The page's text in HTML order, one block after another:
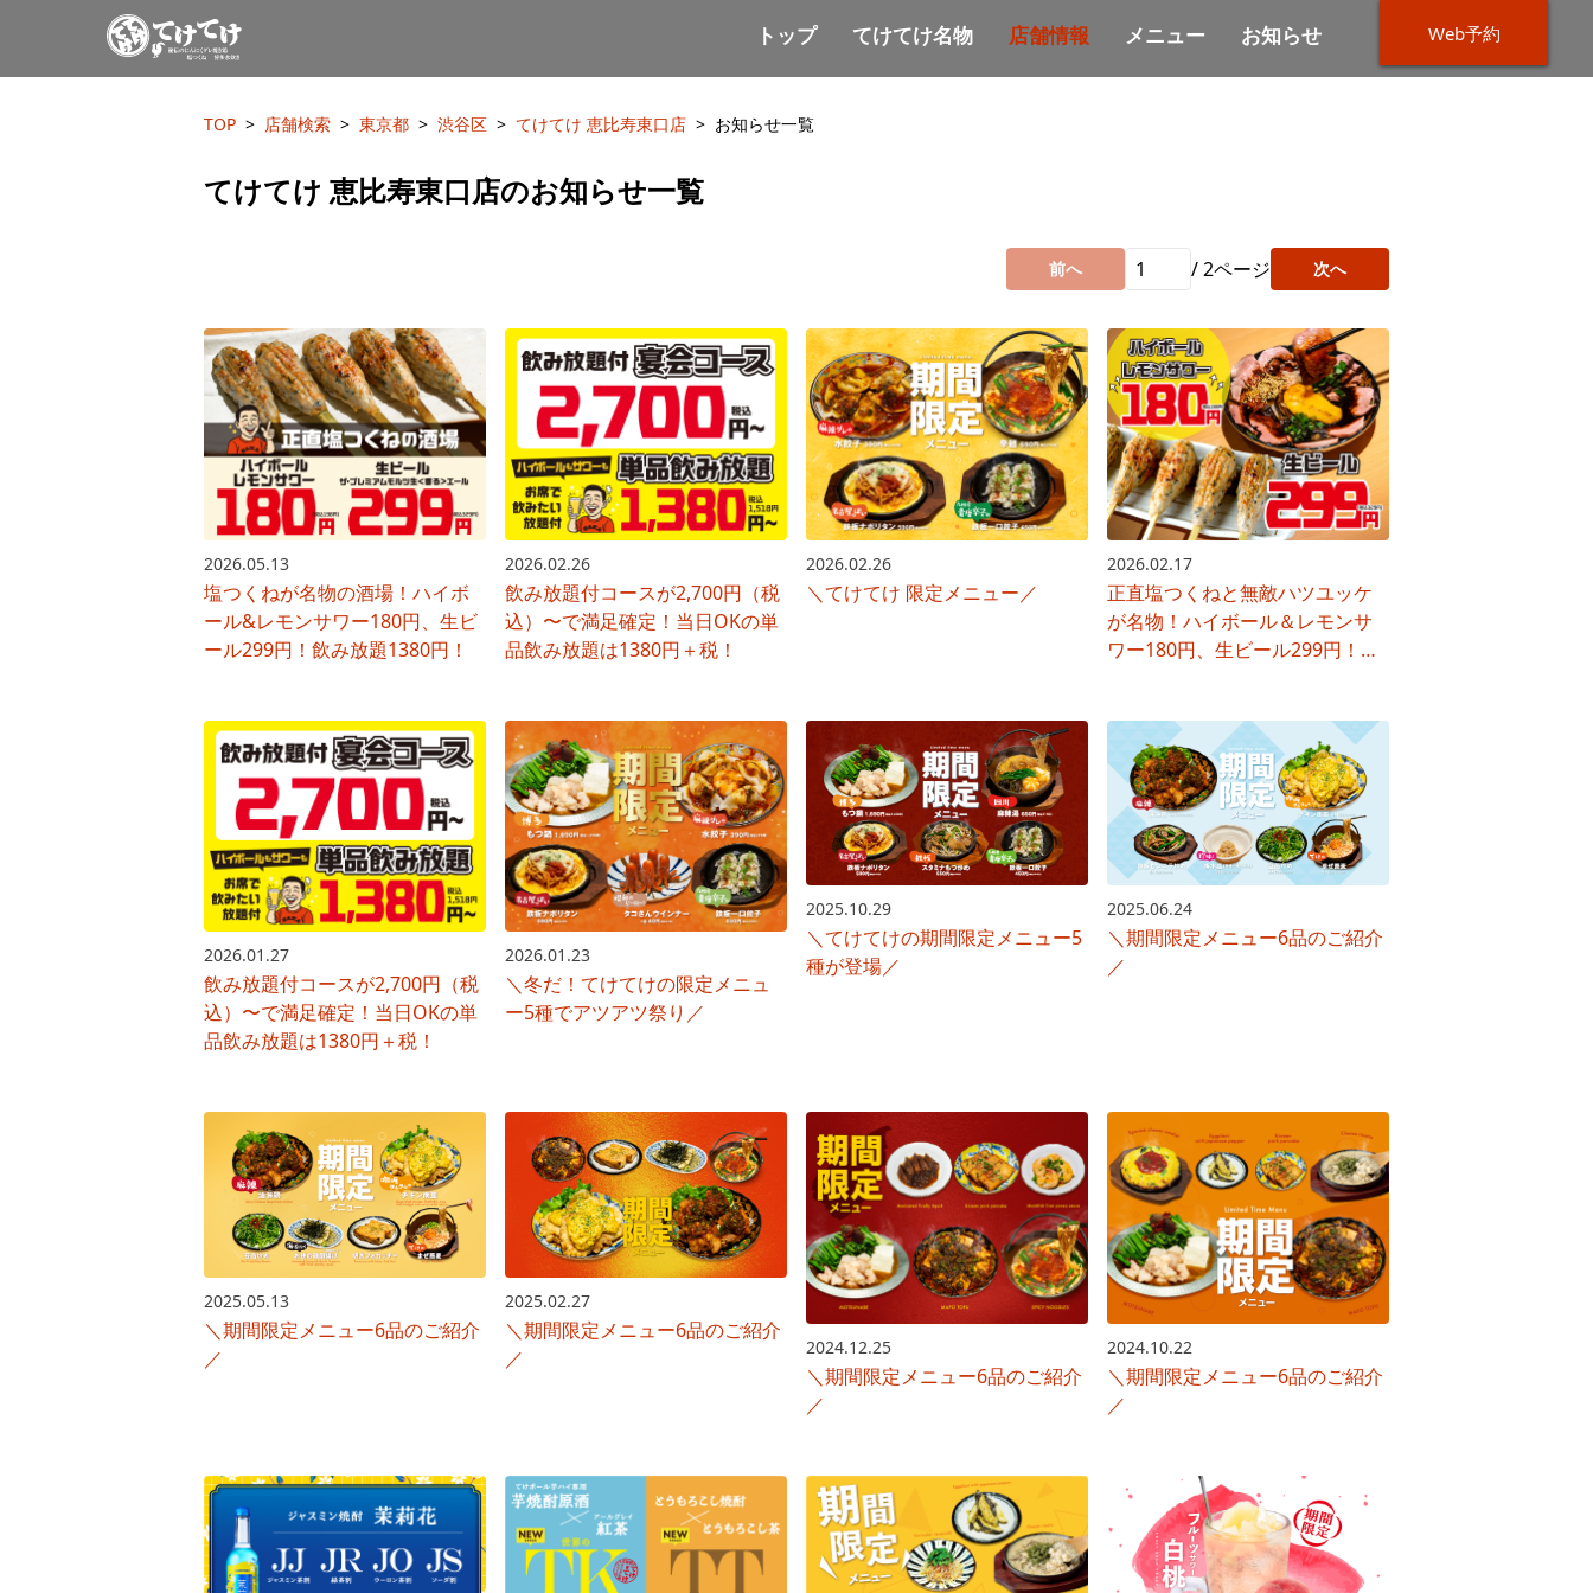
トップ てけてけ名物 店舗情報 メニュー お知らせ Web予約
TOP 店舗検索 東京都 渋谷区 てけてけ 恵比寿東口店 お知らせ一覧
てけてけ 恵比寿東口店のお知らせ一覧
前へ /2ページ 次へ
2026.05.13
塩つくねが名物の酒場！ハイボ
ール&レモンサワー180円、生ビ
ール299円！飲み放題1380円！
2026.02.26
飲み放題付コースが2,700円（税
込）〜で満足確定！当日OKの単
品飲み放題は1380円＋税！
2026.02.26
＼てけてけ 限定メニュー／
2026.02.17
正直塩つくねと無敵ハツユッケ
が名物！ハイボール＆レモンサ
ワー180円、生ビール299円！&
2026.01.27
飲み放題付コースが2,700円（税
込）〜で満足確定！当日OKの単
品飲み放題は1380円＋税！
2026.01.23
＼冬だ！てけてけの限定メニュ
ー5種でアツアツ祭り／
2025.10.29
＼てけてけの期間限定メニュー5
種が登場／
2025.06.24
＼期間限定メニュー6品のご紹介
／
2025.05.13
＼期間限定メニュー6品のご紹介
／
2025.02.27
＼期間限定メニュー6品のご紹介
／
2024.12.25
＼期間限定メニュー6品のご紹介
／
2024.10.22
＼期間限定メニュー6品のご紹介
／